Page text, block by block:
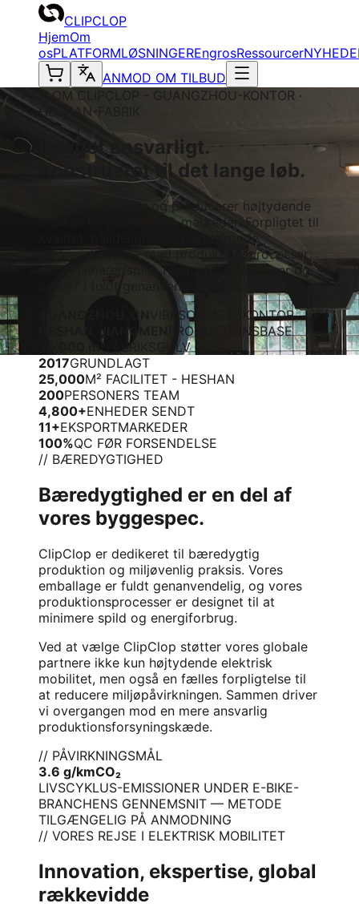
CLIPCLOP
HjemOm
osPLATFORMLØSNINGEREngrosRessourcer
ANMOD OM TILBUD
// OM CLIPCLOP - GUANGZHOU-KONTOR ·
HESHAN-FABRIK
Bygget ansvarligt.
Konstrueret til det lange løb.
ClipClop designer og producerer højtydende
e-bikes til globale B2B-markeder. Forpligtet til
kvalitet, pålidelighed og langsigtede
partnerskaber — med produktionsprocesser
der minimerer spild, reducerer emissioner og
sender i fuldt genanvendelig emballage.
GUANGZHOU, CN
VIRKSOMHEDSKONTOR
HESHAN, JIANGMEN
PRODUKTIONSBASE
25,000 m²
FABRIKSGULV
2017GRUNDLAGT
25,000M² FACILITET - HESHAN
200PERSONERS TEAM
4,800+ENHEDER SENDT
11+EKSPORTMARKEDER
100%QC FØR FORSENDELSE
// BÆREDYGTIGHED
Bæredygtighed er en del af
vores byggespec.
ClipClop er dedikeret til bæredygtig
produktion og miljøvenlig praksis. Vores
emballage er fuldt genanvendelig, og vores
produktionsprocesser er designet til at
minimere spild og energiforbrug.
Ved at vælge ClipClop støtter vores globale
partnere ikke kun højtydende elektrisk
mobilitet, men også en fælles forpligtelse til
at reducere miljøpåvirkningen. Sammen driver
vi overgangen mod en mere ansvarlig
produktionsforsyningskæde.
// PÅVIRKNINGSMÅL
3.6 g/kmCO₂
LIVSCYKLUS-EMISSIONER UNDER E-BIKE-
BRANCHENS GENNEMSNIT — METODE
TILGÆNGELIG PÅ ANMODNING
// VORES REJSE I ELEKTRISK MOBILITET
Innovation, ekspertise, global
rækkevidde